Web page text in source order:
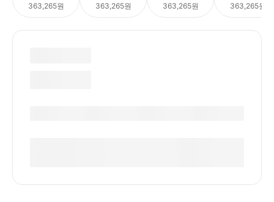
363,265원 363,265원 363,265원 363,265원